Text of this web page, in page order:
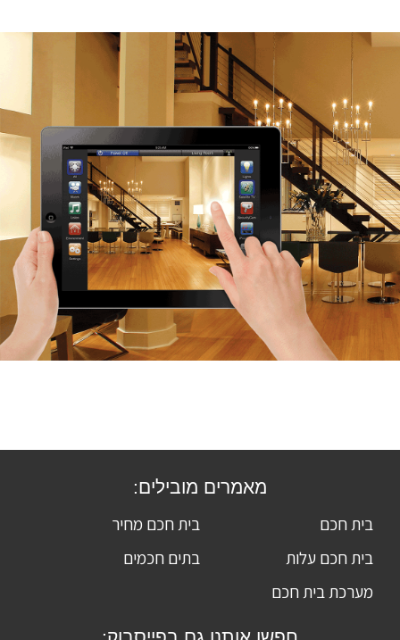
מאמרים מובילים:
בית חכם
בית חכם מחיר
בית חכם עלות
בתים חכמים
מערכת בית חכם